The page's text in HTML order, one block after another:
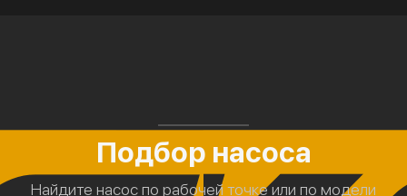
Подбор насоса
Найдите насос по рабочей точке или по модели